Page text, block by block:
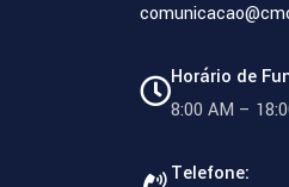
Horário de
8:00 AM –
Telefone: